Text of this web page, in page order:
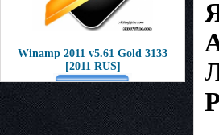
Winamp 2011 v5.61 Gold 3133
[2011 RUS]